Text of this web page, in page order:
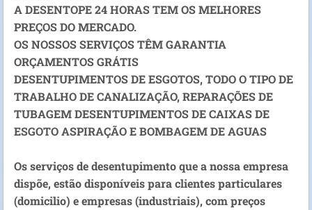
A DESENTOPE 24 HORAS TEM OS MELHORES
PREÇOS DO MERCADO.
OS NOSSOS SERVIÇOS TÊM GARANTIA
ORÇAMENTOS GRÁTIS
DESENTUPIMENTOS DE ESGOTOS, TODO O TIPO DE
TRABALHO DE CANALIZAÇÃO, REPARAÇÕES DE
TUBAGEM DESENTUPIMENTOS DE CAIXAS DE
ESGOTO ASPIRAÇÃO E BOMBAGEM DE AGUAS
Os serviços de desentupimento que a nossa empresa
dispõe, estão disponíveis para clientes particulares
(domicilio) e empresas (industriais), com preços